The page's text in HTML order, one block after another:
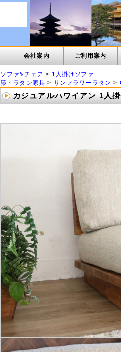
会社案内 ご利用案内
ソファ&チェア > 1人掛けソファ
籐・ラタン家具 > サンフラワーラタン >
カジュアルハワイアン 1人